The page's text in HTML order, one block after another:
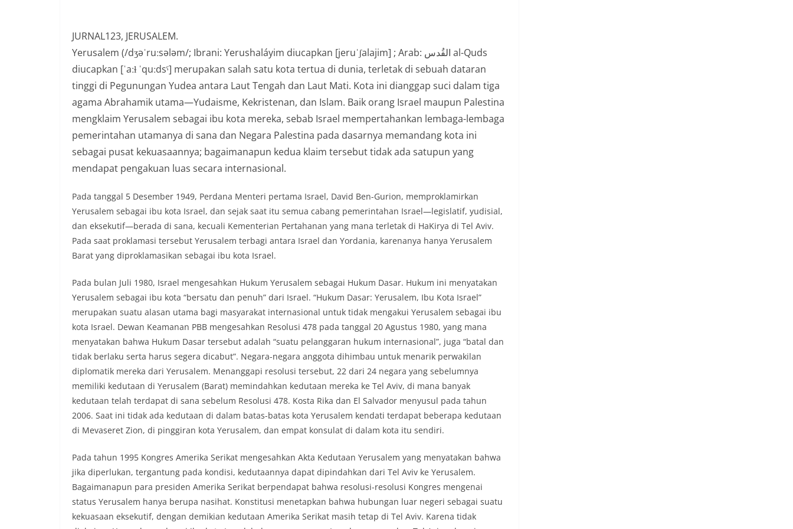
JURNAL123, JERUSALEM.
Yerusalem (/dʒəˈruːsələm/; Ibrani: Yerushaláyim diucapkan [jeruˈʃalajim] ; Arab: القُدس‎ al-Quds
diucapkan [ˈaːɫ ˈquːdsˤ] merupakan salah satu kota tertua di dunia, terletak di sebuah dataran
tinggi di Pegunungan Yudea antara Laut Tengah dan Laut Mati. Kota ini dianggap suci dalam tiga
agama Abrahamik utama—Yudaisme, Kekristenan, dan Islam. Baik orang Israel maupun Palestina
mengklaim Yerusalem sebagai ibu kota mereka, sebab Israel mempertahankan lembaga-lembaga
pemerintahan utamanya di sana dan Negara Palestina pada dasarnya memandang kota ini
sebagai pusat kekuasaannya; bagaimanapun kedua klaim tersebut tidak ada satupun yang
mendapat pengakuan luas secara internasional.
Pada tanggal 5 Desember 1949, Perdana Menteri pertama Israel, David Ben-Gurion, memproklamirkan
Yerusalem sebagai ibu kota Israel, dan sejak saat itu semua cabang pemerintahan Israel—legislatif, yudisial,
dan eksekutif—berada di sana, kecuali Kementerian Pertahanan yang mana terletak di HaKirya di Tel Aviv.
Pada saat proklamasi tersebut Yerusalem terbagi antara Israel dan Yordania, karenanya hanya Yerusalem
Barat yang diproklamasikan sebagai ibu kota Israel.
Pada bulan Juli 1980, Israel mengesahkan Hukum Yerusalem sebagai Hukum Dasar. Hukum ini menyatakan
Yerusalem sebagai ibu kota “bersatu dan penuh” dari Israel. “Hukum Dasar: Yerusalem, Ibu Kota Israel”
merupakan suatu alasan utama bagi masyarakat internasional untuk tidak mengakui Yerusalem sebagai ibu
kota Israel. Dewan Keamanan PBB mengesahkan Resolusi 478 pada tanggal 20 Agustus 1980, yang mana
menyatakan bahwa Hukum Dasar tersebut adalah “suatu pelanggaran hukum internasional”, juga “batal dan
tidak berlaku serta harus segera dicabut”. Negara-negara anggota dihimbau untuk menarik perwakilan
diplomatik mereka dari Yerusalem. Menanggapi resolusi tersebut, 22 dari 24 negara yang sebelumnya
memiliki kedutaan di Yerusalem (Barat) memindahkan kedutaan mereka ke Tel Aviv, di mana banyak
kedutaan telah terdapat di sana sebelum Resolusi 478. Kosta Rika dan El Salvador menyusul pada tahun
2006. Saat ini tidak ada kedutaan di dalam batas-batas kota Yerusalem kendati terdapat beberapa kedutaan
di Mevaseret Zion, di pinggiran kota Yerusalem, dan empat konsulat di dalam kota itu sendiri.
Pada tahun 1995 Kongres Amerika Serikat mengesahkan Akta Kedutaan Yerusalem yang menyatakan bahwa
jika diperlukan, tergantung pada kondisi, kedutaannya dapat dipindahkan dari Tel Aviv ke Yerusalem.
Bagaimanapun para presiden Amerika Serikat berpendapat bahwa resolusi-resolusi Kongres mengenai
status Yerusalem hanya berupa nasihat. Konstitusi menetapkan bahwa hubungan luar negeri sebagai suatu
kekuasaan eksekutif, dengan demikian kedutaan Amerika Serikat masih tetap di Tel Aviv. Karena tidak